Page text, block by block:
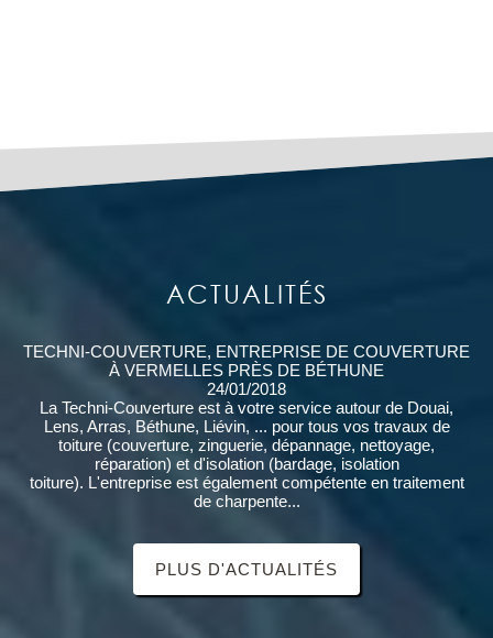
ACTUALITÉS
TECHNI-COUVERTURE, ENTREPRISE DE COUVERTURE
À VERMELLES PRÈS DE BÉTHUNE
24/01/2018
La Techni-Couverture est à votre service autour de Douai,
Lens, Arras, Béthune, Liévin, ... pour tous vos travaux de
toiture (couverture, zinguerie, dépannage, nettoyage,
réparation) et d'isolation (bardage, isolation
toiture). L'entreprise est également compétente en traitement
de charpente...
PLUS D'ACTUALITÉS